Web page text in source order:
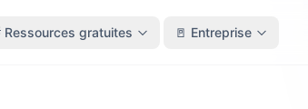
Ressources gratuites 🚪 Entreprise